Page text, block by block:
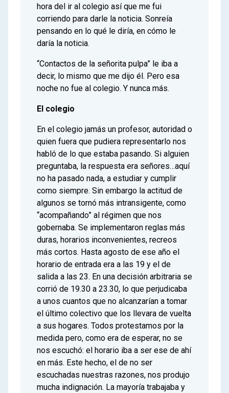
hora del ir al colegio así que me fui
corriendo para darle la noticia. Sonreía
pensando en lo qué le diría, en cómo le
daría la noticia.
“Contactos de la señorita pulpa” le iba a
decir, lo mismo que me dijo él. Pero esa
noche no fue al colegio. Y nunca más.
El colegio
En el colegio jamás un profesor, autoridad o
quien fuera que pudiera representarlo nos
habló de lo que estaba pasando. Si alguien
preguntaba, la respuesta era señores…aquí
no ha pasado nada, a estudiar y cumplir
como siempre. Sin embargo la actitud de
algunos se tornó más intransigente, como
“acompañando” al régimen que nos
gobernaba. Se implementaron reglas más
duras, horarios inconvenientes, recreos
más cortos. Hasta agosto de ese año el
horario de entrada era a las 19 y el de
salida a las 23. En una decisión arbitraria se
corrió de 19.30 a 23.30, lo que perjudicaba
a unos cuantos que no alcanzarían a tomar
el último colectivo que los llevara de vuelta
a sus hogares. Todos protestamos por la
medida pero, como era de esperar, no se
nos escuchó: el horario iba a ser ese de ahí
en más. Este hecho, el de no ser
escuchadas nuestras razones, nos produjo
mucha indignación. La mayoría trabajaba y